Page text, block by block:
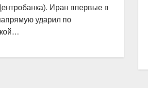
Иран впервые в
ударил по